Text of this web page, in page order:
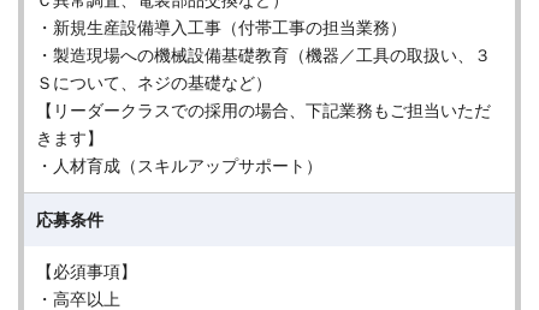
・新規生産設備導入工事（付帯工事の担当業務）
・製造現場への機械設備基礎教育（機器／工具の取扱い、３
Ｓについて、ネジの基礎など）
【リーダークラスでの採用の場合、下記業務もご担当いただ
きます】
・人材育成（スキルアップサポート）
応募条件
【必須事項】
・高卒以上